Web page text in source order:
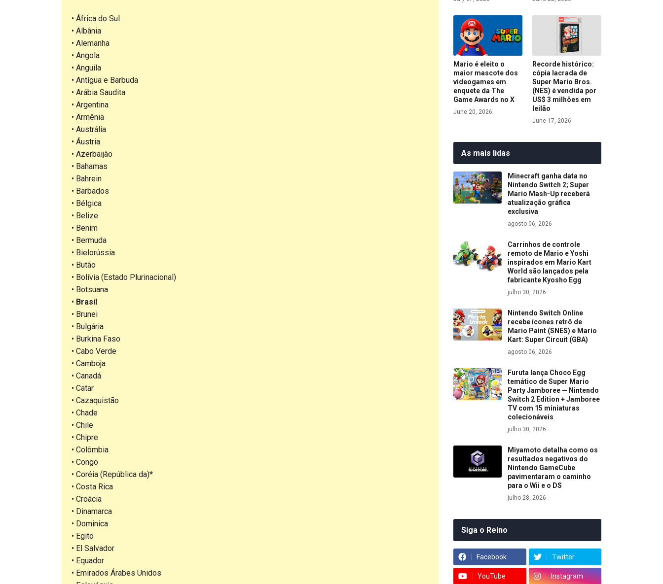
• África do Sul
• Albânia
• Alemanha
• Angola
• Anguila
• Antígua e Barbuda
• Arábia Saudita
• Argentina
• Armênia
• Austrália
• Áustria
• Azerbaijão
• Bahamas
• Bahrein
• Barbados
• Bélgica
• Belize
• Benim
• Bermuda
• Bielorússia
• Butão
• Bolívia (Estado Plurinacional)
• Botsuana
• Brasil
• Brunei
• Bulgária
• Burkina Faso
• Cabo Verde
• Camboja
• Canadá
• Catar
• Cazaquistão
• Chade
• Chile
• Chipre
• Colômbia
• Congo
• Coréia (República da)*
• Costa Rica
• Croácia
• Dinamarca
• Dominica
• Egito
• El Salvador
• Equador
• Emirados Árabes Unidos
Mario é eleito o
maior mascote dos
videogames em
enquete da The
Game Awards no X
June 20, 2026
Recorde histórico:
cópia lacrada de
Super Mario Bros.
(NES) é vendida por
US$ 3 milhões em
leilão
June 17, 2026
As mais lidas
Minecraft ganha data no
Nintendo Switch 2; Super
Mario Mash-Up receberá
atualização gráfica
exclusiva
agosto 06, 2026
Carrinhos de controle
remoto de Mario e Yoshi
inspirados em Mario Kart
World são lançados pela
fabricante Kyosho Egg
julho 30, 2026
Nintendo Switch Online
recebe ícones retrô de
Mario Paint (SNES) e Mario
Kart: Super Circuit (GBA)
agosto 06, 2026
Furuta lança Choco Egg
temático de Super Mario
Party Jamboree — Nintendo
Switch 2 Edition + Jamboree
TV com 15 miniaturas
colecionáveis
julho 30, 2026
Miyamoto detalha como os
resultados negativos do
Nintendo GameCube
pavimentaram o caminho
para o Wii e o DS
julho 28, 2026
Siga o Reino
Facebook Twitter
YouTube Instagram